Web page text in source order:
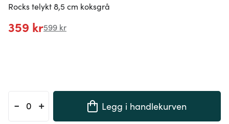
Rocks telykt 8,5 cm koksgrå
359 kr599 kr
- + Legg i handlekurven